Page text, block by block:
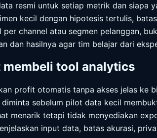
resmi untuk setiap metrik dan siapa
kecil dengan hipotesis tertulis,
per channel atau segmen pelanggan,
dan hasilnya agar tim belajar dari
membeli tool analytics
profit otomatis tanpa akses jelas ke
diminta sebelum pilot data kecil
menarik tetapi tidak menyediakan
input data, batas akurasi,